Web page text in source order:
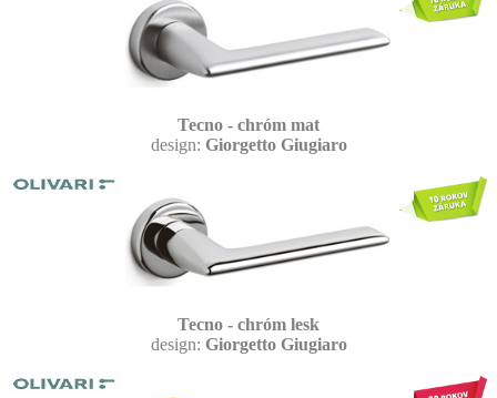
Tecno - chróm mat
design: Giorgetto Giugiaro
Tecno - chróm lesk
design: Giorgetto Giugiaro